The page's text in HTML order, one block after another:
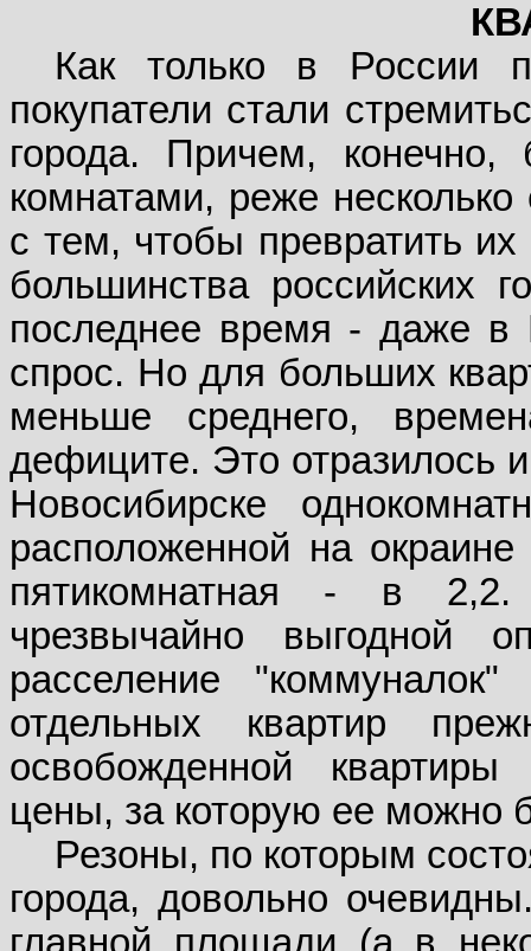
Как только в России
покупатели стали
города. Причем,
комнатами, реже
с тем, чтобы превратить
большинства российских
последнее время - даже в
спрос. Но для больших
меньше среднего,
дефиците. Это отразилось
Новосибирске
расположенной на
пятикомнатная - в
чрезвычайно выгодной
расселение
отдельных квартир
освобожденной
цены, за которую ее можно
Резоны, по которым
города, довольно